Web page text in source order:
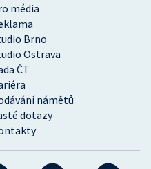
média
Brno
Ostrava
ČT
námětů
dotazy